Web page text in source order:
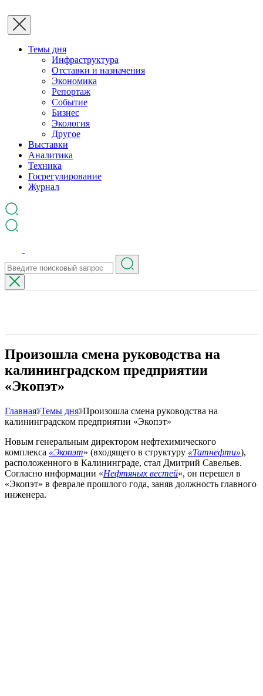
Темы дня
Инфраструктура
Отставки и назначения
Экономика
Репортаж
Событие
Бизнес
Экология
Другое
Выставки
Аналитика
Техника
Госрегулирование
Журнал
Произошла смена руководства на
калининградском предприятии
«Экопэт»
Главная Темы дня Произошла смена руководства на
калининградском предприятии «Экопэт»
Новым генеральным директором нефтехимического
комплекса «Экопэт» (входящего в структуру «Татнефти»),
расположенного в Калининграде, стал Дмитрий Савельев.
Согласно информации «Нефтяных вестей«, он перешел в
«Экопэт» в феврале прошлого года, заняв должность главного
инженера.